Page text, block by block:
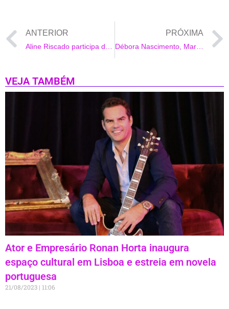
ANTERIOR
Aline Riscado participa de ensaio da Vila Isabel no Rio
PRÓXIMA
Débora Nascimento, Mariana Ximenes e Regiane Alves vão ao show de Norah Jones no Rio
VEJA TAMBÉM
Ator e Empresário Ronan Horta inaugura
espaço cultural em Lisboa e estreia em novela
portuguesa
21/08/2023 11:06